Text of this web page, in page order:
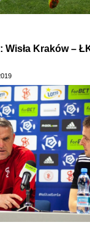
Wisła Kraków –